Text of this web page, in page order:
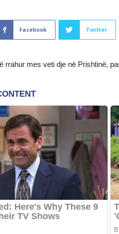
Facebook Twitter
rrahur mes veti dje në Prishtinë,